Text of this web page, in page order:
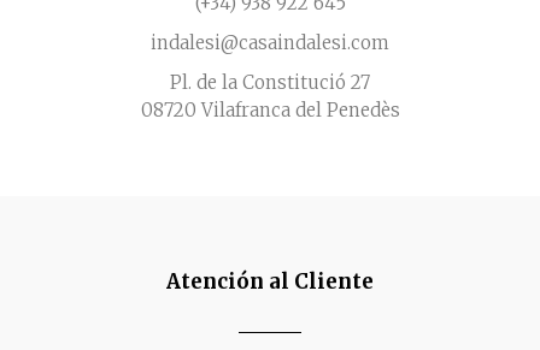
indalesi@casaindalesi.com
Pl. de la Constitució 27
08720 Vilafranca del Penedès
Atención al Cliente